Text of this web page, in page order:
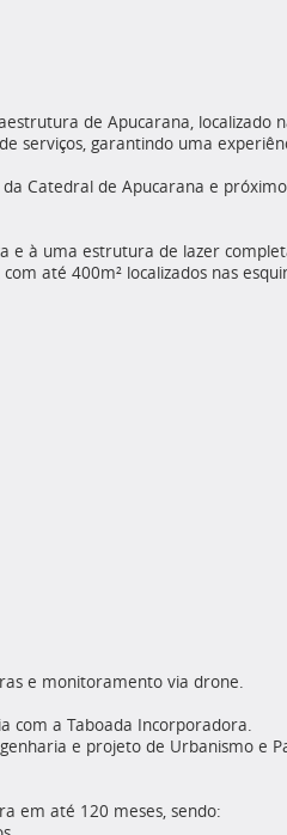
de Apucarana, localizado
serviços, garantindo uma
Catedral de Apucarana e
e à uma estrutura de lazer
até 400m² localizados nas
e monitoramento via drone.
com a Taboada Incorporadora.
e projeto de Urbanismo e
em até 120 meses, sendo: